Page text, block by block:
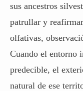
sus ancestros
patrullar y
olfativas,
Cuando el entorno
predecible, el
natural de ese